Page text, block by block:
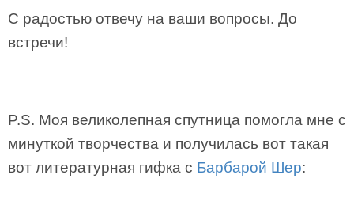
С радостью отвечу на ваши вопросы. До
встречи!
P.S. Моя великолепная спутница помогла мне с
минуткой творчества и получилась вот такая
вот литературная гифка с Барбарой Шер: